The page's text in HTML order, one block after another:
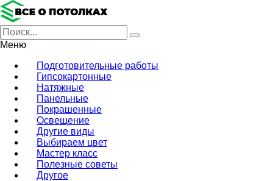
Меню
Подготовительные работы
Гипсокартонные
Натяжные
Панельные
Покрашенные
Освещение
Другие виды
Выбираем цвет
Мастер класс
Полезные советы
Другое